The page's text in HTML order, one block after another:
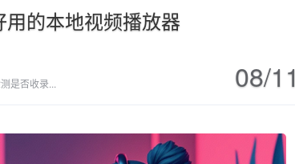
的本地视频播放器
是否收录... 08/